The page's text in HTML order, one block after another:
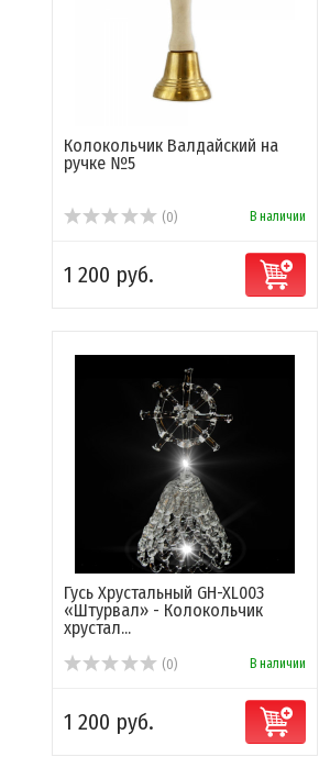
Колокольчик Валдайский на
ручке №5
(0) В наличии
1 200 руб.
Гусь Хрустальный GH-XL003
«Штурвал» - Колокольчик
хрустал...
(0) В наличии
1 200 руб.